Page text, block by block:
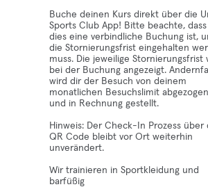
Buche deinen Kurs direkt über die
Sports Club App! Bitte beachte, dass
dies eine verbindliche Buchung ist,
die Stornierungsfrist eingehalten
muss. Die jeweilige Stornierungsfrist
bei der Buchung angezeigt.
wird dir der Besuch von deinem
monatlichen Besuchslimit abgezogen
und in Rechnung gestellt.
Hinweis: Der Check-In Prozess über
QR Code bleibt vor Ort weiterhin
unverändert.
Wir trainieren in Sportkleidung und
barfüßig